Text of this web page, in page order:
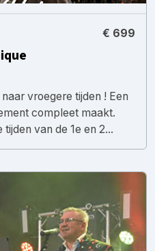
€ 699
vroegere tijden ! Een
compleet maakt.
van de 1e en 2...